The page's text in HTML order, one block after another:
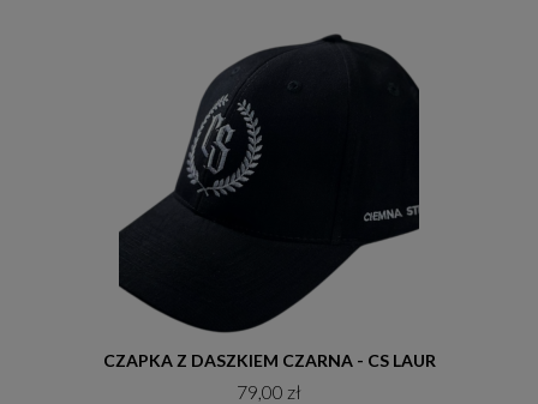
Do koszyka
CZAPKA Z DASZKIEM CZARNA - CS LAUR
79,00 zł